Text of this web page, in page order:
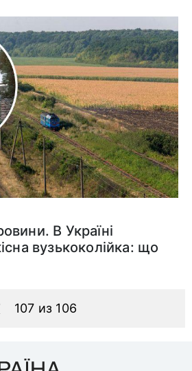
В Україні
вузькоколійка: що
107 из 106